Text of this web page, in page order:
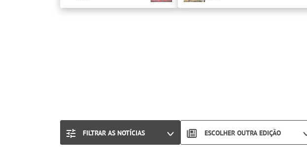
FILTRAR AS NOTÍCIAS ESCOLHER OUTRA EDIÇÃO